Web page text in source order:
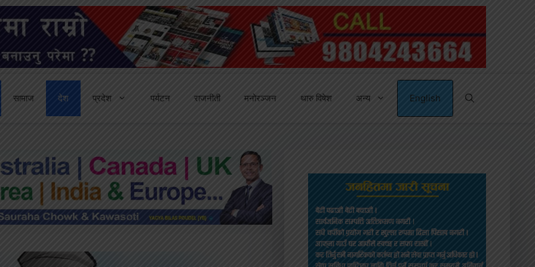
सामाज देश प्रदेश पर्यटन राजनीती मनोरञ्जन थारु विषेश अन्य English